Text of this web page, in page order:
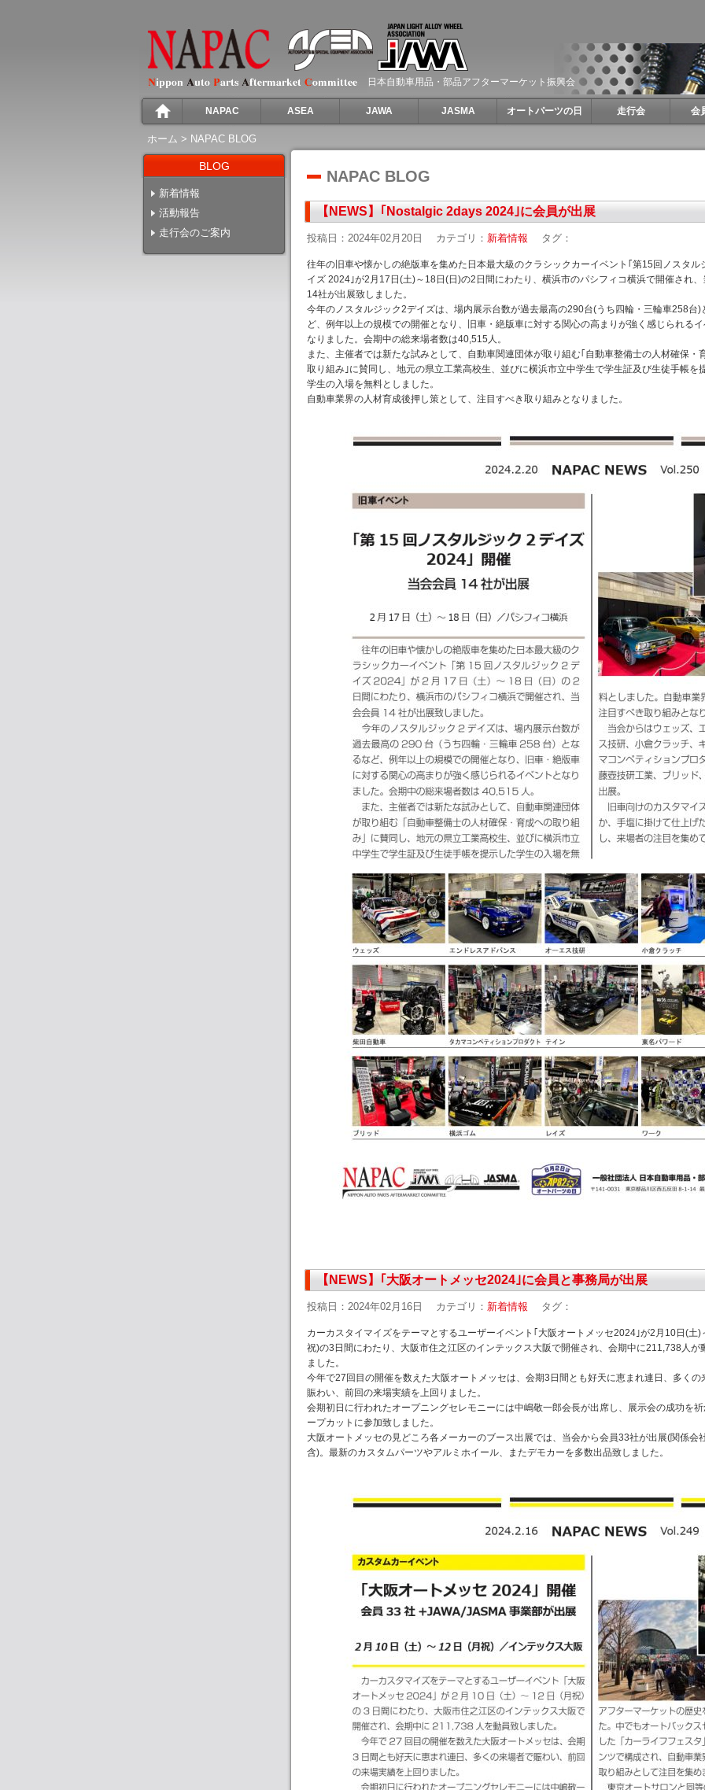
日本自動車用品・部品アフターマーケット振興会
NAPAC ASEA JAWA JASMA オートパーツの日 走行会 会
ホーム > NAPAC BLOG
BLOG
新着情報
活動報告
走行会のご案内
NAPAC BLOG
【NEWS】｢Nostalgic 2days 2024｣に会員が出展
投稿日：2024年02月20日 カテゴリ： 新着情報 タグ：
往年の旧車や懐かしの絶版車を集めた日本最大級のクラシックカーイベント｢第15回ノスタル
イズ 2024｣が2月17日(土)～18日(日)の2日間にわたり、横浜市のパシフィコ横浜で開催され、
14社が出展致しました。
今年のノスタルジック2デイズは、場内展示台数が過去最高の290台(うち四輪・三輪車258台)
ど、例年以上の規模での開催となり、旧車・絶版車に対する関心の高まりが強く感じられる
なりました。会期中の総来場者数は40,515人。
また、主催者では新たな試みとして、自動車関連団体が取り組む｢自動車整備士の人材確保・
取り組み｣に賛同し、地元の県立工業高校生、並びに横浜市立中学生で学生証及び生徒手帳を
学生の入場を無料としました。
自動車業界の人材育成後押し策として、注目すべき取り組みとなりました。
【NEWS】｢大阪オートメッセ2024｣に会員と事務局が出展
投稿日：2024年02月16日 カテゴリ： 新着情報 タグ：
カーカスタイマイズをテーマとするユーザーイベント｢大阪オートメッセ2024｣が2月10日(土)
祝)の3日間にわたり、大阪市住之江区のインテックス大阪で開催され、会期中に211,738人が
ました。
今年で27回目の開催を数えた大阪オートメッセは、会期3日間とも好天に恵まれ連日、多くの
賑わい、前回の来場実績を上回りました。
会期初日に行われたオープニングセレモニーには中嶋敬一郎会長が出席し、展示会の成功を
ープカットに参加致しました。
大阪オートメッセの見どころ各メーカーのブース出展では、当会から会員33社が出展(関係会
含)。最新のカスタムパーツやアルミホイール、またデモカーを多数出品致しました。